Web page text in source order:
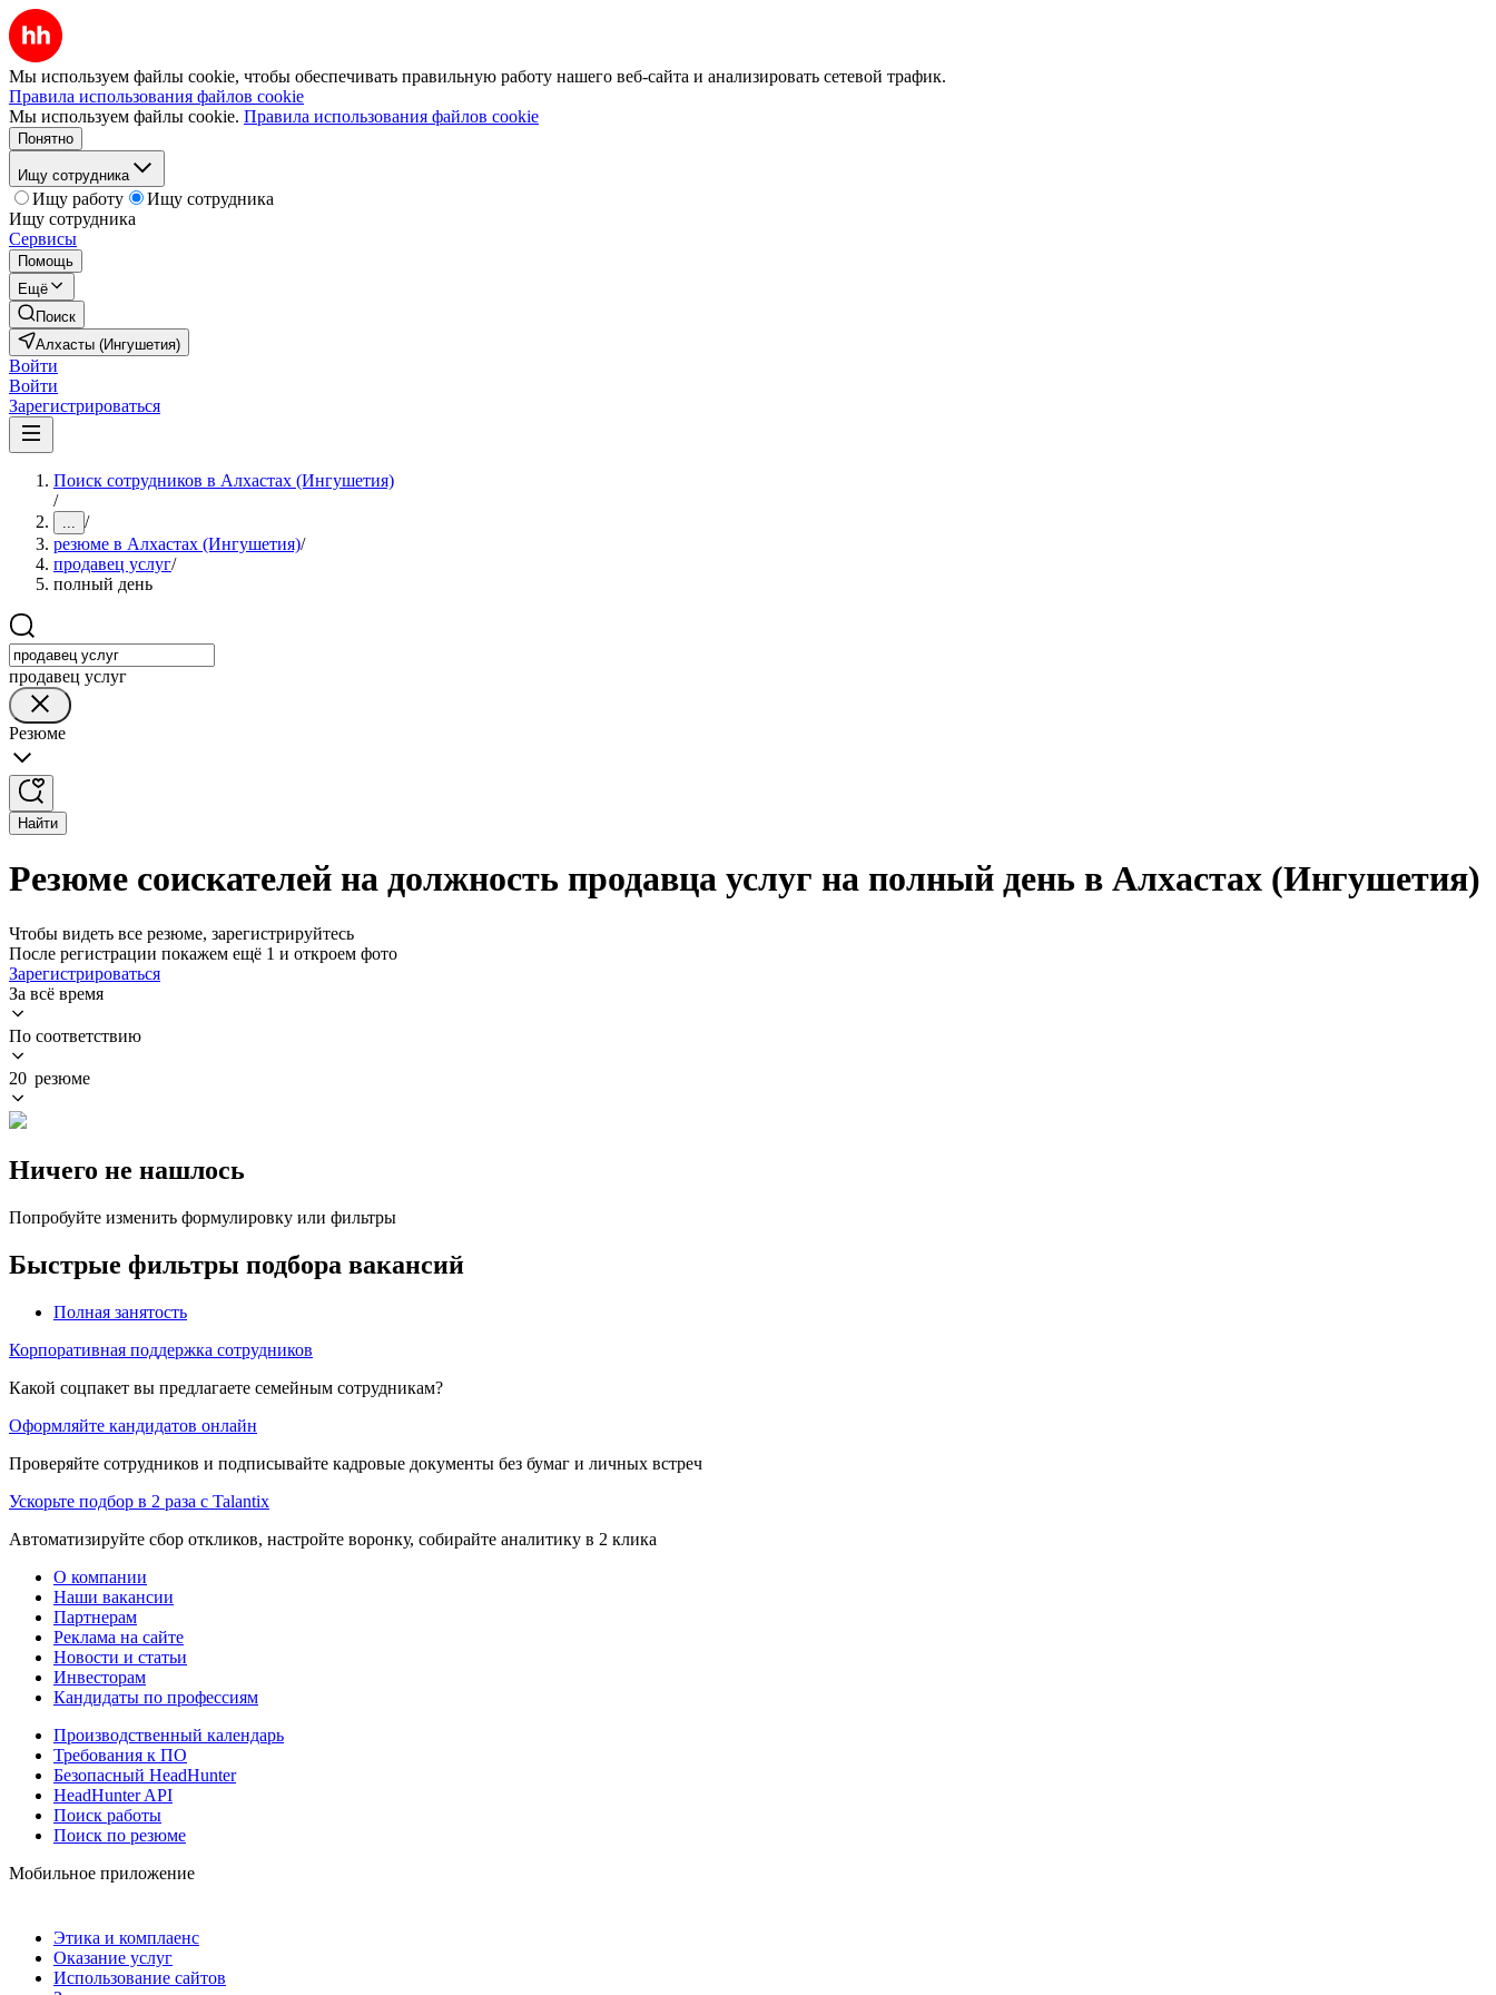
Мы используем файлы cookie, чтобы обеспечивать правильную работу нашего веб-сайта и анализировать сетевой трафик.
Правила использования файлов cookie
Мы используем файлы cookie. Правила использования файлов cookie
Понятно
Ищу сотрудника
Ищу работу
Ищу сотрудника
Ищу сотрудника
Сервисы
Помощь
Ещё
Поиск
Алхасты (Ингушетия)
Войти
Войти
Зарегистрироваться
Поиск сотрудников в Алхастах (Ингушетия)
/
... /
резюме в Алхастах (Ингушетия)/
продавец услуг/
полный день
продавец услуг
Резюме
Найти
Резюме соискателей на должность продавца услуг на полный день в Алхастах (Ингушетия)
Чтобы видеть все резюме, зарегистрируйтесь
После регистрации покажем ещё 1 и откроем фото
Зарегистрироваться
За всё время
По соответствию
20 резюме
Ничего не нашлось
Попробуйте изменить формулировку или фильтры
Быстрые фильтры подбора вакансий
Полная занятость
Корпоративная поддержка сотрудников
Какой соцпакет вы предлагаете семейным сотрудникам?
Оформляйте кандидатов онлайн
Проверяйте сотрудников и подписывайте кадровые документы без бумаг и личных встреч
Ускорьте подбор в 2 раза с Talantix
Автоматизируйте сбор откликов, настройте воронку, собирайте аналитику в 2 клика
О компании
Наши вакансии
Партнерам
Реклама на сайте
Новости и статьи
Инвесторам
Кандидаты по профессиям
Производственный календарь
Требования к ПО
Безопасный HeadHunter
HeadHunter API
Поиск работы
Поиск по резюме
Мобильное приложение
Этика и комплаенс
Оказание услуг
Использование сайтов